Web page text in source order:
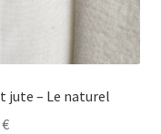
jute – Le naturel
€Plage